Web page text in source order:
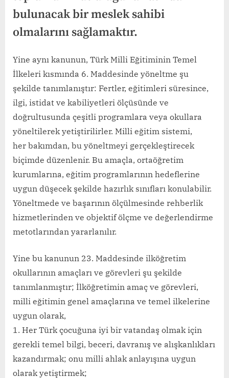
bulunacak bir meslek sahibi
olmalarını sağlamaktır.
Yine aynı kanunun, Türk Milli Eğitiminin Temel
İlkeleri kısmında 6. Maddesinde yöneltme şu
şekilde tanımlanıştır: Fertler, eğitimleri süresince,
ilgi, istidat ve kabiliyetleri ölçüsünde ve
doğrultusunda çeşitli programlara veya okullara
yöneltilerek yetiştirilirler. Milli eğitim sistemi,
her bakımdan, bu yöneltmeyi gerçekleştirecek
biçimde düzenlenir. Bu amaçla, ortaöğretim
kurumlarına, eğitim programlarının hedeflerine
uygun düşecek şekilde hazırlık sınıfları konulabilir.
Yöneltmede ve başarının ölçülmesinde rehberlik
hizmetlerinden ve objektif ölçme ve değerlendirme
metotlarından yararlanılır.
Yine bu kanunun 23. Maddesinde ilköğretim
okullarının amaçları ve görevleri şu şekilde
tanımlanmıştır; İlköğretimin amaç ve görevleri,
milli eğitimin genel amaçlarına ve temel ilkelerine
uygun olarak,
1. Her Türk çocuğuna iyi bir vatandaş olmak için
gerekli temel bilgi, beceri, davranış ve alışkanlıkları
kazandırmak; onu milli ahlak anlayışına uygun
olarak yetiştirmek;